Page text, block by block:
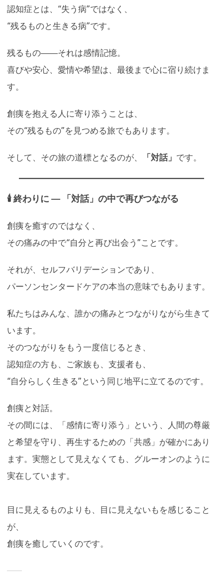
認知症とは、“失う病”ではなく、
“残るものと生きる病”です。
残るもの――それは感情記憶。
喜びや安心、愛情や希望は、最後まで心に宿り続けま
す。
創痍を抱える人に寄り添うことは、
その“残るもの”を見つめる旅でもあります。
そして、その旅の道標となるのが、 「対話」 です。
🕯 終わりに ― 「対話」の中で再びつながる
創痍を癒すのではなく、
その痛みの中で“自分と再び出会う”ことです。
それが、セルフバリデーションであり、
パーソンセンタードケアの本当の意味でもあります。
私たちはみんな、誰かの痛みとつながりながら生きて
います。
そのつながりをもう一度信じるとき、
認知症の方も、ご家族も、支援者も、
“自分らしく生きる”という同じ地平に立てるのです。
創痍と対話。
その間には、「感情に寄り添う」という、人間の尊厳
と希望を守り、再生するための「共感」が確かにあり
ます。実態として見えなくても、グルーオンのように
実在しています。
目に見えるものよりも、目に見えないもを感じること
が、
創痍を癒していくのです。